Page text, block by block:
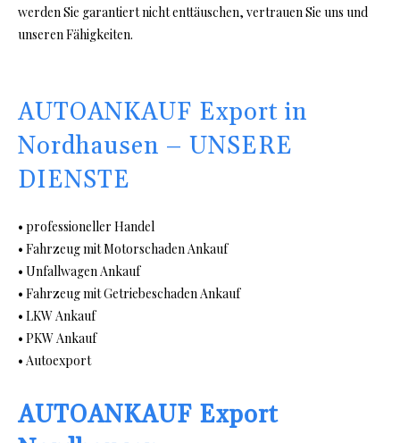
werden Sie garantiert nicht enttäuschen, vertrauen Sie uns und
unseren Fähigkeiten.
AUTOANKAUF Export in
Nordhausen – UNSERE
DIENSTE
• professioneller Handel
• Fahrzeug mit Motorschaden Ankauf
• Unfallwagen Ankauf
• Fahrzeug mit Getriebeschaden Ankauf
• LKW Ankauf
• PKW Ankauf
• Autoexport
AUTOANKAUF Export